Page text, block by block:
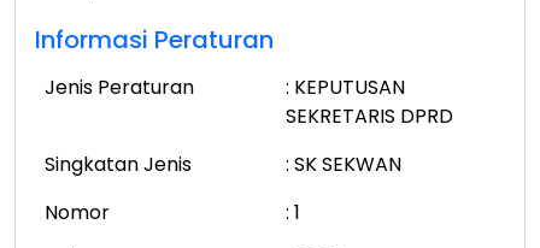
Informasi Peraturan
Jenis Peraturan
: KEPUTUSAN
SEKRETARIS DPRD
Singkatan Jenis
: SK SEKWAN
Nomor
: 1